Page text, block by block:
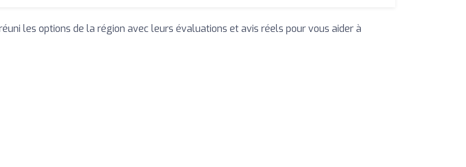
les options de la région avec leurs évaluations et avis réels pour vous aider à